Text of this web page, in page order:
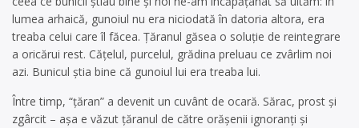
lumea arhaică, gunoiul nu era niciodată în datoria altora, era
treaba celui care îl făcea. Țăranul găsea o soluție de reintegrare
a oricărui rest. Cățelul, purcelul, grădina preluau ce zvârlim noi
azi. Bunicul știa bine că gunoiul lui era treaba lui.
Între timp, “țăran” a devenit un cuvânt de ocară. Sărac, prost și
zgârcit – așa e văzut țăranul de către orășenii ignoranți și